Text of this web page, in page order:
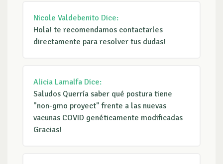
Nicole Valdebenito Dice:
Hola! te recomendamos contactarles
directamente para resolver tus dudas!
Alicia Lamalfa Dice:
Saludos Querría saber qué postura tiene
"non-gmo proyect" frente a las nuevas
vacunas COVID genéticamente modificadas
Gracias!